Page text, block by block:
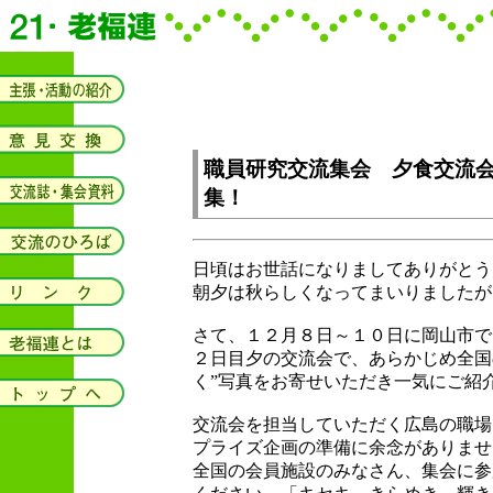
職員研究交流集会 夕食交流
集！
日頃はお世話になりましてありがと
朝夕は秋らしくなってまいりました
さて、１２月８日～１０日に岡山市
２日目夕の交流会で、あらかじめ全
く”写真をお寄せいただき一気にご
交流会を担当していただく広島の職
プライズ企画の準備に余念がありま
全国の会員施設のみなさん、集会に